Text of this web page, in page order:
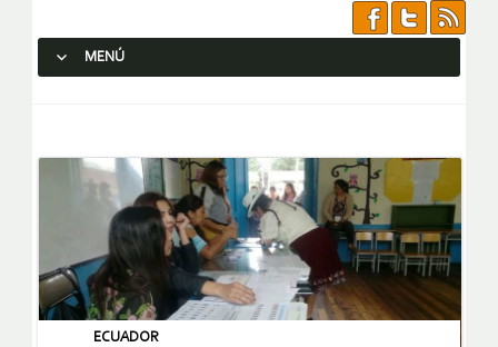
MENÚ
ECUADOR